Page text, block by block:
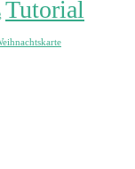
Tutorial